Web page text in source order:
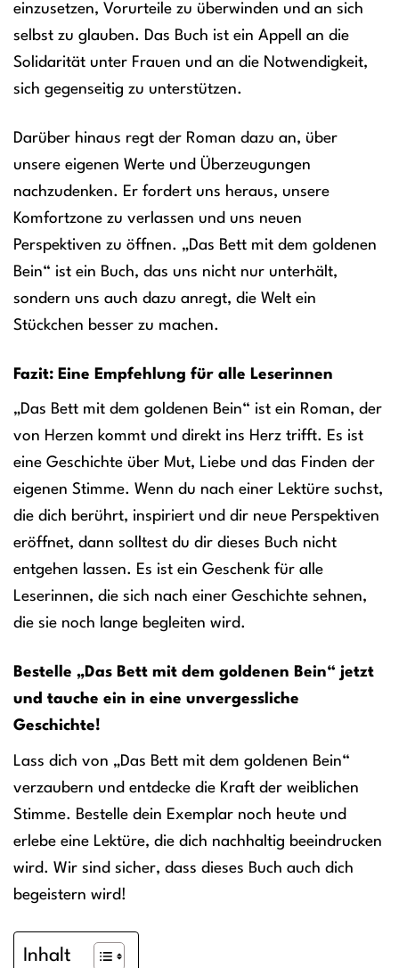
einzusetzen, Vorurteile zu überwinden und an sich
selbst zu glauben. Das Buch ist ein Appell an die
Solidarität unter Frauen und an die Notwendigkeit,
sich gegenseitig zu unterstützen.
Darüber hinaus regt der Roman dazu an, über
unsere eigenen Werte und Überzeugungen
nachzudenken. Er fordert uns heraus, unsere
Komfortzone zu verlassen und uns neuen
Perspektiven zu öffnen. „Das Bett mit dem goldenen
Bein“ ist ein Buch, das uns nicht nur unterhält,
sondern uns auch dazu anregt, die Welt ein
Stückchen besser zu machen.
Fazit: Eine Empfehlung für alle Leserinnen
„Das Bett mit dem goldenen Bein“ ist ein Roman, der
von Herzen kommt und direkt ins Herz trifft. Es ist
eine Geschichte über Mut, Liebe und das Finden der
eigenen Stimme. Wenn du nach einer Lektüre suchst,
die dich berührt, inspiriert und dir neue Perspektiven
eröffnet, dann solltest du dir dieses Buch nicht
entgehen lassen. Es ist ein Geschenk für alle
Leserinnen, die sich nach einer Geschichte sehnen,
die sie noch lange begleiten wird.
Bestelle „Das Bett mit dem goldenen Bein“ jetzt
und tauche ein in eine unvergessliche
Geschichte!
Lass dich von „Das Bett mit dem goldenen Bein“
verzaubern und entdecke die Kraft der weiblichen
Stimme. Bestelle dein Exemplar noch heute und
erlebe eine Lektüre, die dich nachhaltig beeindrucken
wird. Wir sind sicher, dass dieses Buch auch dich
begeistern wird!
Inhalt